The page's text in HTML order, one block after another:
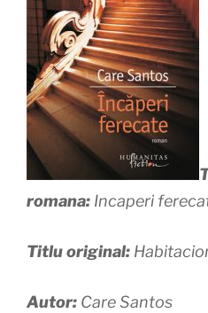
romana: Incaperi
Titlu original:
Autor: Care Santos